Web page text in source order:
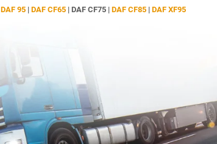
DAF 95 | DAF CF65 | DAF CF75 | DAF CF85 | DAF XF95